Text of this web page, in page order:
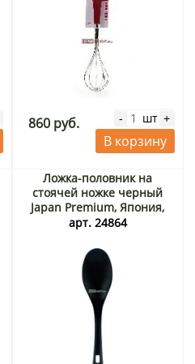
860 руб. - шт +
В корзину
Ложка-половник на
стоячей ножке черный
Japan Premium, Япония,
25,4 см х 6,4 см
арт. 24864